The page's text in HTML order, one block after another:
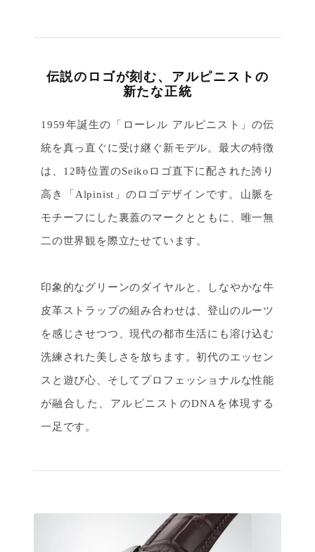
伝説のロゴが刻む、アルピニストの
新たな正統
1959年誕生の「ローレル アルピニスト」の伝
統を真っ直ぐに受け継ぐ新モデル。最大の特徴
は、12時位置のSeikoロゴ直下に配された誇り
高き「Alpinist」のロゴデザインです。山脈を
モチーフにした裏蓋のマークとともに、唯一無
二の世界観を際立たせています。
印象的なグリーンのダイヤルと、しなやかな牛
皮革ストラップの組み合わせは、登山のルーツ
を感じさせつつ、現代の都市生活にも溶け込む
洗練された美しさを放ちます。初代のエッセン
スと遊び心、そしてプロフェッショナルな性能
が融合した、アルピニストのDNAを体現する
一足です。